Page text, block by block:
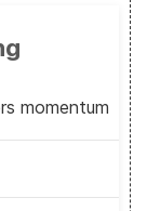
momentum